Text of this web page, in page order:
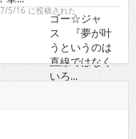
のは直線ではなくい